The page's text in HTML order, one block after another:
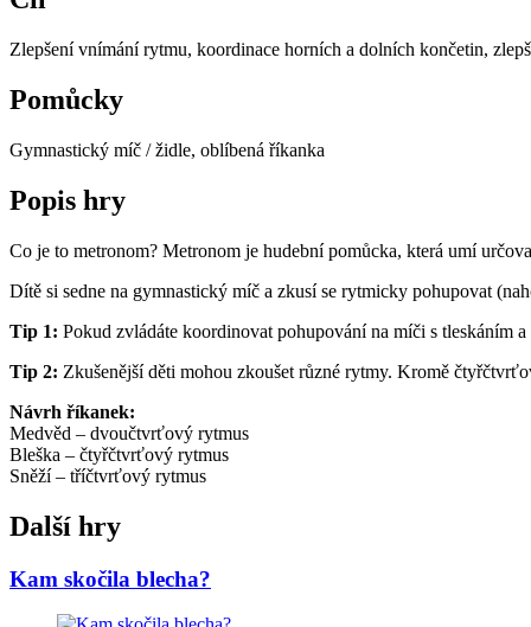
Zlepšení vnímání rytmu, koordinace horních a dolních končetin,
Pomůcky
Gymnastický míč / židle, oblíbená říkanka
Popis hry
Co je to metronom? Metronom je hudební pomůcka, která umí
Dítě si sedne na gymnastický míč a zkusí se rytmicky pohupovat
Tip 1: Pokud zvládáte koordinovat pohupování na míči s tleskáním
Tip 2: Zkušenější děti mohou zkoušet různé rytmy. Kromě
Návrh říkanek:
Medvěd – dvoučtvrťový rytmus
Bleška – čtyřčtvrťový rytmus
Sněží – tříčtvrťový rytmus
Další hry
Kam skočila blecha?